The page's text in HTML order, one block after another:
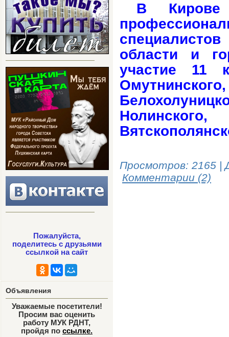
Пожалуйста,
поделитесь с друзьями
ссылкой на сайт
Объявления
Уважаемые посетители!
Просим вас оценить
работу МУК РДНТ,
пройдя по ссылке.
В Кирове
области и
участие 11
Просмотров: 2165 |
Комментарии (2)